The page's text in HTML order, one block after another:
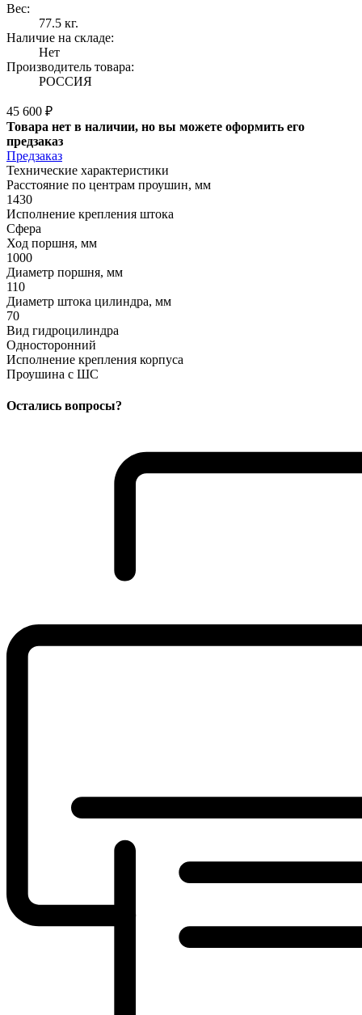
Вес:
77.5 кг.
Наличие на складе:
Нет
Производитель товара:
РОССИЯ
45 600 ₽
Товара нет в наличии, но вы можете оформить его
предзаказ
Предзаказ
Технические характеристики
Расстояние по центрам проушин, мм
1430
Исполнение крепления штока
Сфера
Ход поршня, мм
1000
Диаметр поршня, мм
110
Диаметр штока цилиндра, мм
70
Вид гидроцилиндра
Односторонний
Исполнение крепления корпуса
Проушина с ШС
Остались вопросы?